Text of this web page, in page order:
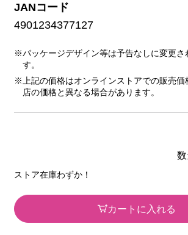
JANコード
4901234377127
※パッケージデザイン等は予告なしに変更さ
す。
※上記の価格はオンラインストアでの販売価
店の価格と異なる場合があります。
ストア在庫わずか！
カートに入れる